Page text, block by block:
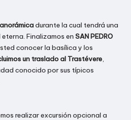
durante la cual tendrá una
Finalizamos en SAN PEDRO
conocer la basílica y los
un traslado al Trastévere,
conocido por sus típicos
realizar excursión opcional a